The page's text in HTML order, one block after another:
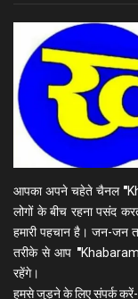
आपका अपने चहेते चैनल "
लोगों के बीच रहना पसंद
हमारी पहचान है। जन-जन
तरीके से आप "
रहेंगे।
हमसे जुड़ने के लिए संपर्क